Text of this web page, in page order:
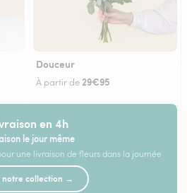
Douceur
À partir de 29€95
en 4h
le jour même
une livraison de fleurs dans la journée
notre collection →